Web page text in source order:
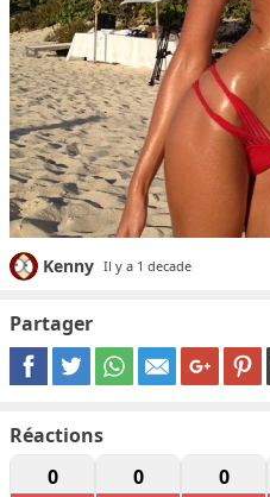
Kenny Il y a 1 decade
Partager
Réactions
0
0 0